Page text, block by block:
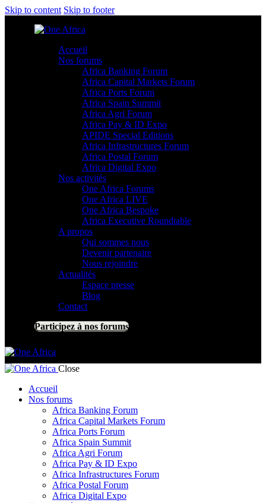
Skip to content Skip to footer
Accueil
Nos forums
Africa Banking Forum
Africa Capital Markets Forum
Africa Ports Forum
Africa Spain Summit
Africa Agri Forum
Africa Pay & ID Expo
APIDE Special Editions
Africa Infrastructures Forum
Africa Postal Forum
Africa Digital Expo
Nos activités
One Africa Forums
One Africa LIVE
One Africa Bespoke
Africa Executive Roundtable
A propos
Qui sommes nous
Devenir partenaire
Nous rejoindre
Actualités
Espace presse
Blog
Contact
Participez à nos forums
Close
Accueil
Nos forums
Africa Banking Forum
Africa Capital Markets Forum
Africa Ports Forum
Africa Spain Summit
Africa Agri Forum
Africa Pay & ID Expo
Africa Infrastructures Forum
Africa Postal Forum
Africa Digital Expo